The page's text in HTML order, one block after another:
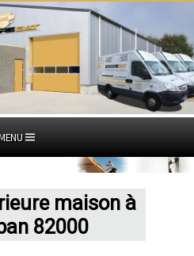
maison à
82000